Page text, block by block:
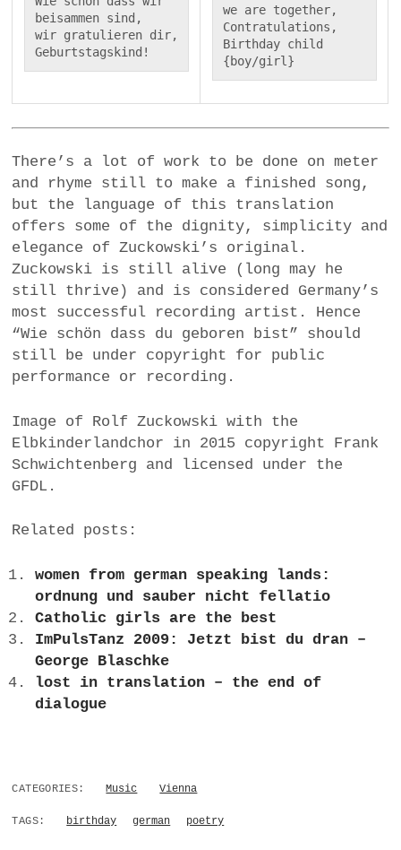
beisammen sind,
wir gratulieren dir,
Geburtstagskind!
we are together,
Contratulations,
Birthday child
{boy/girl}
There’s a lot of work to be done on meter
and rhyme still to make a finished song,
but the language of this translation
offers some of the dignity, simplicity and
elegance of Zuckowski’s original.
Zuckowski is still alive (long may he
still thrive) and is considered Germany’s
most successful recording artist. Hence
“Wie schön dass du geboren bist” should
still be under copyright for public
performance or recording.
Image of Rolf Zuckowski with the
Elbkinderlandchor in 2015 copyright Frank
Schwichtenberg and licensed under the
GFDL.
Related posts:
women from german speaking lands:
ordnung und sauber nicht fellatio
Catholic girls are the best
ImPulsTanz 2009: Jetzt bist du dran –
George Blaschke
lost in translation – the end of
dialogue
CATEGORIES: Music Vienna
TAGS: birthday german poetry